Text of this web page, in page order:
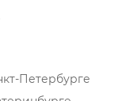
Петербурге